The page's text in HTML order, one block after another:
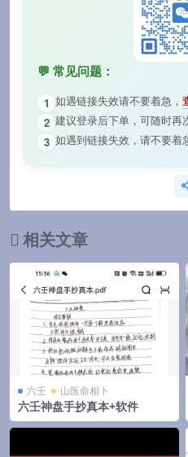
💬 常见问题：
1 如遇链接失效请不要着急，
2 建议登录后下单，可随时再
3 如遇到链接失效，请不要着
相关文章
六壬 山医命相卜
六壬神盘手抄真本+软件